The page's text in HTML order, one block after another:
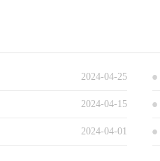
2024-04-25
2024-04-15
2024-04-01